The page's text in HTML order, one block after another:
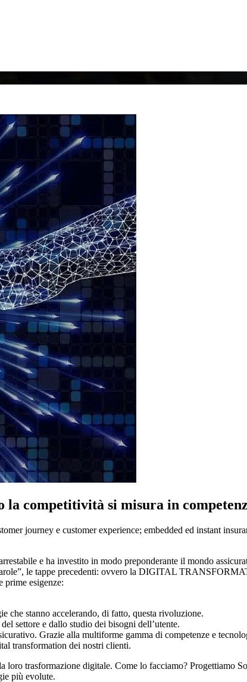
competitività si misura in
journey e customer experience; embedded ed instant
e ha investito in modo preponderante il mondo
le tappe precedenti: ovvero la DIGITAL
prime esigenze:
che stanno accelerando, di fatto, questa rivoluzione.
settore e dallo studio dei bisogni dell’utente.
Grazie alla multiforme gamma di competenze e
transformation dei nostri clienti.
trasformazione digitale. Come lo facciamo? Progettiamo
più evolute.